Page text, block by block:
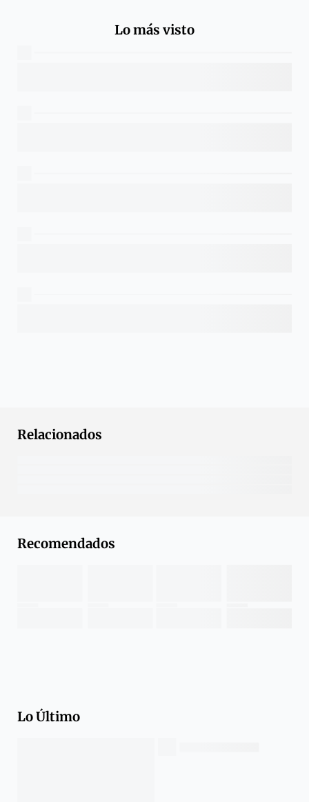
Lo más visto
Relacionados
Recomendados
Lo Último